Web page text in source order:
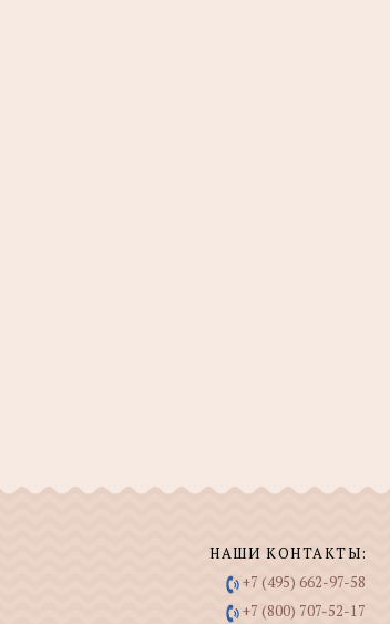
НАШИ КОНТАКТЫ:
+7 (495) 662-97-58
+7 (800) 707-52-17